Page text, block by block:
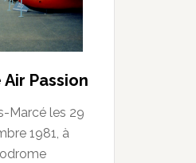
Air Passion
Marcé les 29
1981, à